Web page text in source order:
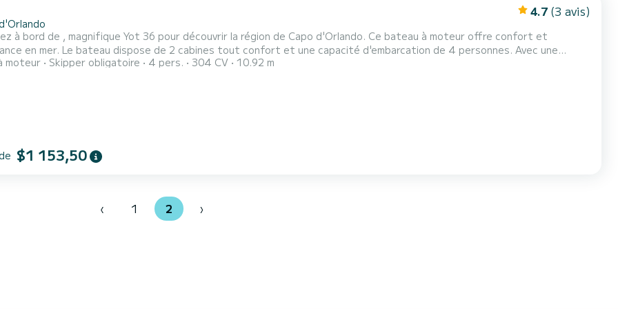
4.7 (3 avis)
à bord de , magnifique Yot 36 pour découvrir la région de Capo d'Orlando. Ce bateau à moteur offre confort et
tout confort et une capacité d'embarcation de 4 personnes. Avec une
totale de 11 mètres, il sera votre meilleur allié pour passer des vacances extraordinaires sur l'eau dans les environs
moteur Skipper obligatoire 4 pers. 304 CV 10.92 m
$1 153,50
‹ 1 2 ›